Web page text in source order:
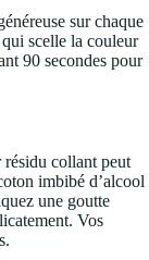
sur chaque
scelle la couleur
90 secondes pour
collant peut
imbibé d’alcool
une goutte
Vos